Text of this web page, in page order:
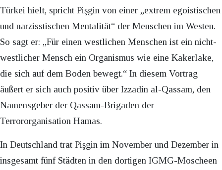
Türkei hielt, spricht Pişgin von einer „extrem egoistischen
und narzisstischen Mentalität“ der Menschen im Westen.
So sagt er: „Für einen westlichen Menschen ist ein nicht-
westlicher Mensch ein Organismus wie eine Kakerlake,
die sich auf dem Boden bewegt.“ In diesem Vortrag
äußert er sich auch positiv über Izzadin al-Qassam, den
Namensgeber der Qassam-Brigaden der
Terrororganisation Hamas.
In Deutschland trat Pişgin im November und Dezember in
insgesamt fünf Städten in den dortigen IGMG-Moscheen